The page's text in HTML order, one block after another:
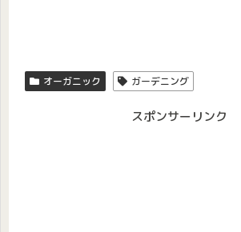
オーガニック ガーデニング
スポンサーリンク